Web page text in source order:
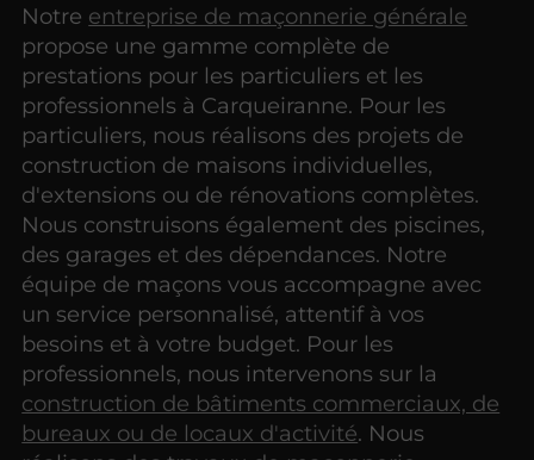
Notre entreprise de maçonnerie générale
propose une gamme complète de
prestations pour les particuliers et les
professionnels à Carqueiranne. Pour les
particuliers, nous réalisons des projets de
construction de maisons individuelles,
d'extensions ou de rénovations complètes.
Nous construisons également des piscines,
des garages et des dépendances. Notre
équipe de maçons vous accompagne avec
un service personnalisé, attentif à vos
besoins et à votre budget. Pour les
professionnels, nous intervenons sur la
construction de bâtiments commerciaux, de
bureaux ou de locaux d'activité. Nous